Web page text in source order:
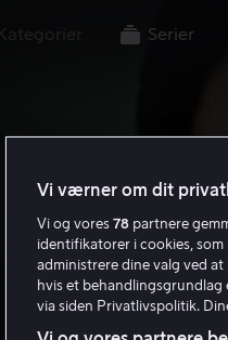
Kategorier Serier
Vi værner om dit
Vi og vores 78 partnere
identifikatorer i cookies,
administrere dine valg ved
hvis et
via siden Privatlivspolitik.